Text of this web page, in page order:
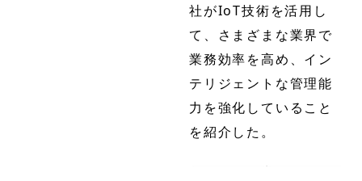
社がIoT技術を活用し
て、さまざまな業界で
業務効率を高め、イン
テリジェントな管理能
力を強化していること
を紹介した。